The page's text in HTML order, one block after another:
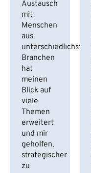
Austausch
mit
Menschen
aus
unterschiedlichsten
Branchen
hat
meinen
Blick auf
viele
Themen
erweitert
und mir
geholfen,
strategischer
zu